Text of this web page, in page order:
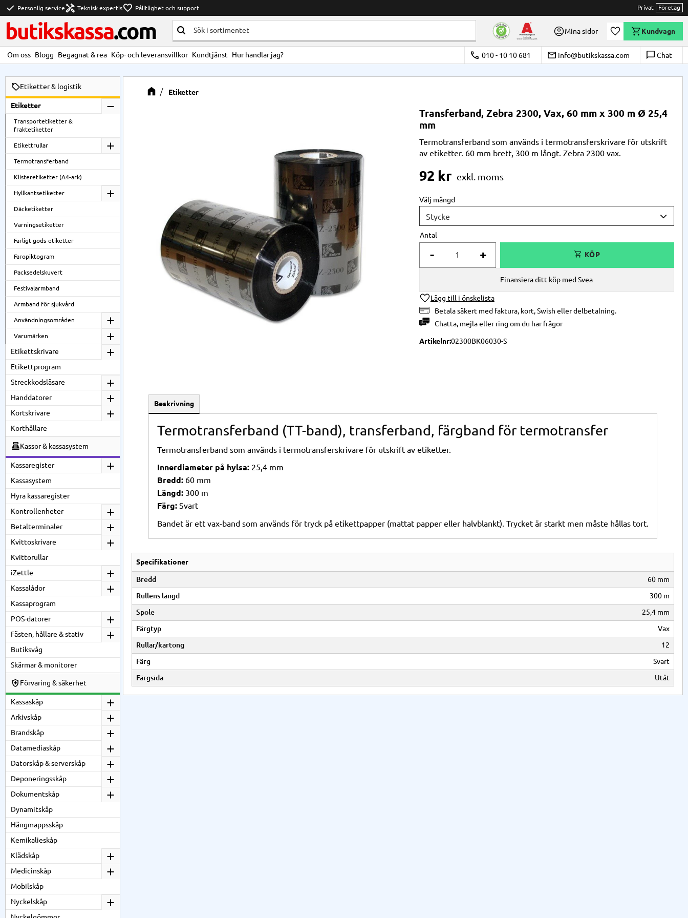
check Personlig servicehandyman Teknisk expertisfavorite Pålitlighet och support Privat Företag
butikskassa.com Mina sidor Önskelista
Kundvagn
Om oss Blogg Begagnat & rea Köp- och leveransvillkor Kundtjänst Hur handlar jag? call 010 - 10 10 681 email info@butikskassa.com chat_bubble_outline Chat
Etiketter
Transferband, Zebra 2300, Vax, 60 mm x 300 m Ø 25,4
mm
Termotransferband som används i termotransferskrivare för utskrift
av etiketter. 60 mm brett, 300 m långt. Zebra 2300 vax.
92 kr
Välj mängd
Antal
+
-
Lägg till i önskelista
Betala säkert med faktura, kort, Swish eller delbetalning.
Chatta, mejlaellerring om du har frågor
Finansiera ditt köp med Svea
Artikelnr02300BK06030-S
Beskrivning
Termotransferband (TT-band), transferband, färgband för termotransfer
Termotransferband som används i termotransferskrivare för utskrift av etiketter.
Innerdiameter på hylsa: 25,4 mm
Bredd: 60 mm
Längd: 300 m
Färg: Svart
Bandet är ett vax-band som används för tryck på etikettpapper (mattat papper eller halvblankt). Trycket är starkt men måste hållas tort.
Specifikationer
Bredd
60 mm
Rullens längd
300 m
Spole
25,4 mm
Färgtyp
Vax
Rullar/kartong
12
Färg
Svart
Färgsida
Utåt
Etiketter & logistik
Etiketter
Transportetiketter &
fraktetiketter
Etikettrullar
Termotransferband
Klisteretiketter (A4-ark)
Hyllkantsetiketter
Däcketiketter
Varningsetiketter
Farligt gods-etiketter
Faropiktogram
Packsedelskuvert
Festivalarmband
Armband för sjukvård
Användningsområden
Varumärken
Etikettskrivare
Etikettprogram
Streckkodsläsare
Handdatorer
Kortskrivare
Korthållare
Kassor & kassasystem
Kassaregister
Kassasystem
Hyra kassaregister
Kontrollenheter
Betalterminaler
Kvittoskrivare
Kvittorullar
iZettle
Kassalådor
Kassaprogram
POS-datorer
Fästen, hållare & stativ
Butiksvåg
Skärmar & monitorer
Förvaring & säkerhet
Kassaskåp
Arkivskåp
Brandskåp
Datamediaskåp
Datorskåp & serverskåp
Deponeringsskåp
Dokumentskåp
Dynamitskåp
Hängmappsskåp
Kemikalieskåp
Klädskåp
Medicinskåp
Mobilskåp
Nyckelskåp